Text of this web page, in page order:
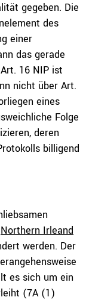
gegeben. Die
des
einer
das gerade
16 NIP ist
nicht über Art.
eines
Folge
deren
billigend
Northern Irleand
werden. Der
es sich um ein
(7A (1)